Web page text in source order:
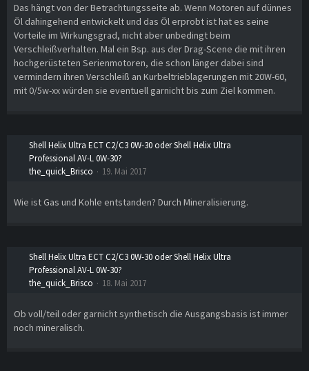
Das hängt von der Betrachtungsseite ab. Wenn Motoren auf dünnes
Öl dahingehend entwickelt und das Öl erprobt ist hat es seine
Vorteile im Wirkungsgrad, nicht aber unbedingt beim
Verschleißverhalten. Mal ein Bsp. aus der Drag-Scene die mit ihren
hochgerüsteten Serienmotoren, die schon länger dabei sind
vermindern ihren Verschleiß an Kurbeltrieblagerungen mit 20W-60,
mit 0/5w-xx würden sie eventuell garnicht bis zum Ziel kommen.
Shell Helix Ultra ECT C2/C3 0W-30 oder Shell Helix Ultra
Professional AV-L 0W-30?
the_quick_Brisco
19. Mai 2017
Wie ist Gas und Kohle entstanden? Durch Mineralisierung.
Shell Helix Ultra ECT C2/C3 0W-30 oder Shell Helix Ultra
Professional AV-L 0W-30?
the_quick_Brisco
18. Mai 2017
Ob voll/teil oder garnicht synthetisch die Ausgangsbasis ist immer
noch mineralisch.